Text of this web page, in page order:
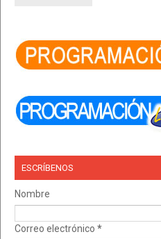
ESCRÍBENOS
Nombre
Correo electrónico *